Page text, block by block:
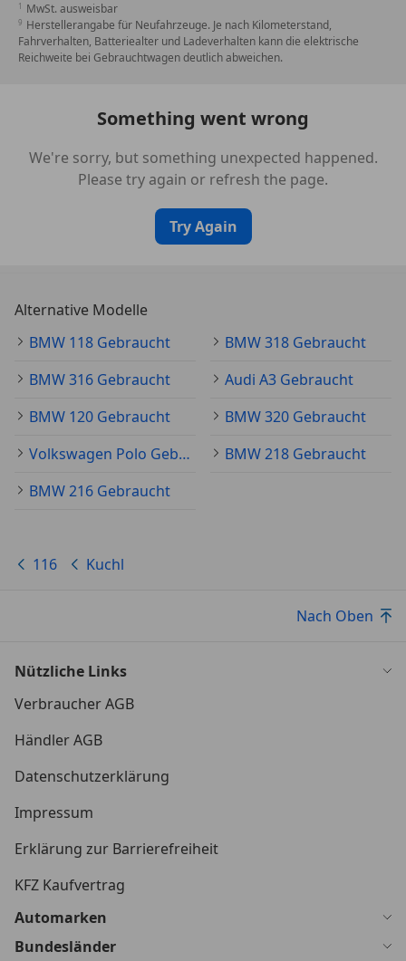
MwSt. ausweisbar
Herstellerangabe für Neufahrzeuge. Je nach Kilometerstand,
Fahrverhalten, Batteriealter und Ladeverhalten kann die elektrische
Reichweite bei Gebrauchtwagen deutlich abweichen.
Something went wrong
We're sorry, but something unexpected happened.
Please try again or refresh the page.
Try Again
Alternative Modelle
BMW 118 Gebraucht
BMW 318 Gebraucht
BMW 316 Gebraucht
Audi A3 Gebraucht
BMW 120 Gebraucht
BMW 320 Gebraucht
Volkswagen Polo Gebraucht
BMW 218 Gebraucht
BMW 216 Gebraucht
116 Kuchl
Nach Oben
Nützliche Links
Verbraucher AGB
Händler AGB
Datenschutzerklärung
Impressum
Erklärung zur Barrierefreiheit
KFZ Kaufvertrag
Automarken
Bundesländer